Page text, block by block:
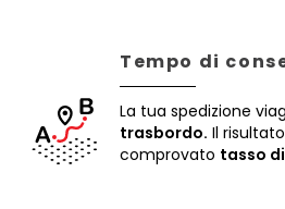
Tempo di
La tua spedizione
trasbordo. Il
comprovato tasso